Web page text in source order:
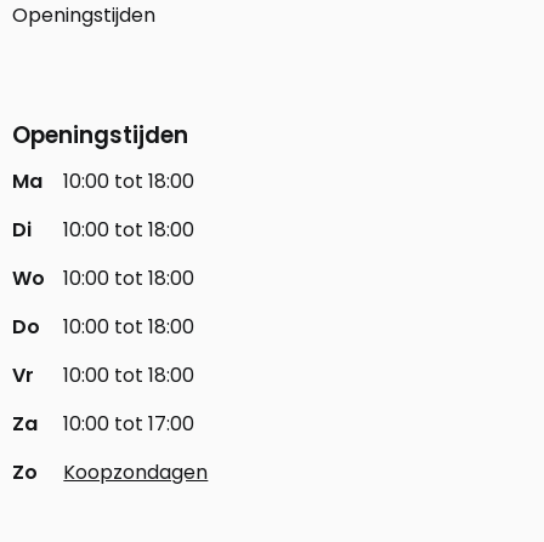
Openingstijden
Openingstijden
Ma
10:00 tot 18:00
Di
10:00 tot 18:00
Wo
10:00 tot 18:00
Do
10:00 tot 18:00
Vr
10:00 tot 18:00
Za
10:00 tot 17:00
Zo
Koopzondagen